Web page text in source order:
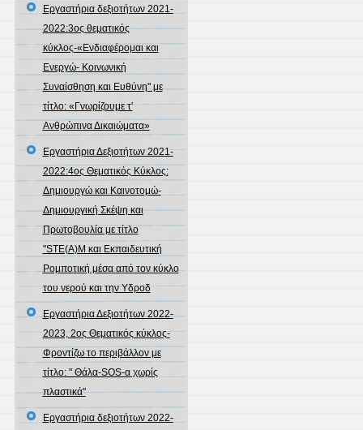
Εργαστήρια δεξιοτήτων 2021-
2022:3ος θεματικός
κύκλος-«Ενδιαφέρομαι και
Ενεργώ- Κοινωνική
Συναίσθηση και Ευθύνη" με
τίτλο: «Γνωρίζουμε τ'
Ανθρώπινα Δικαιώματα»
Εργαστήρια Δεξιοτήτων 2021-
2022:4ος Θεματικός Κύκλος:
Δημιουργώ και Καινοτομώ-
Δημιουργική Σκέψη και
Πρωτοβουλία με τίτλο
"STE(A)M και Εκπαιδευτική
Ρομποτική μέσα από τον κύκλο
του νερού και την Υδροδ
Εργαστήρια Δεξιοτήτων 2022-
2023, 2ος Θεματικός κύκλος-
Φροντίζω το περιβάλλον με
τίτλο: " Θάλα-SOS-α χωρίς
πλαστικά"
Εργαστήρια δεξιοτήτων 2022-